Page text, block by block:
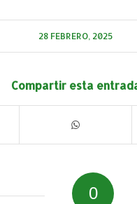
28 FEBRERO, 2025
Compartir esta
0